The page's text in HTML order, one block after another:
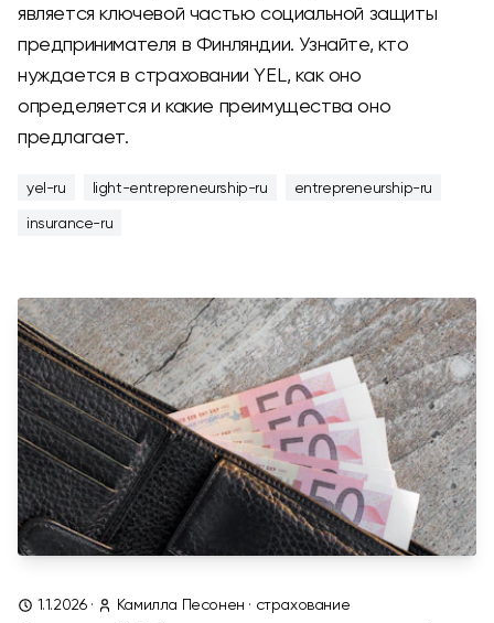
является ключевой частью социальной защиты
предпринимателя в Финляндии. Узнайте, кто
нуждается в страховании YEL, как оно
определяется и какие преимущества оно
предлагает.
yel-ru light-entrepreneurship-ru
entrepreneurship-ru
insurance-ru
1.1.2026· Камилла Песонен · страхование